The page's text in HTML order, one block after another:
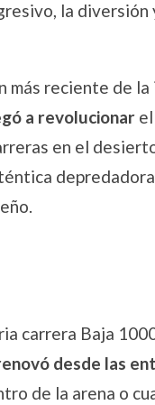
la diversión
más reciente de la
a revolucionar
en el
carrera Baja
desde las
de la arena o